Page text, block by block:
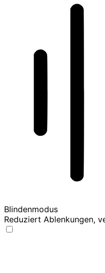
Blindenmodus
Reduziert Ablenkungen,